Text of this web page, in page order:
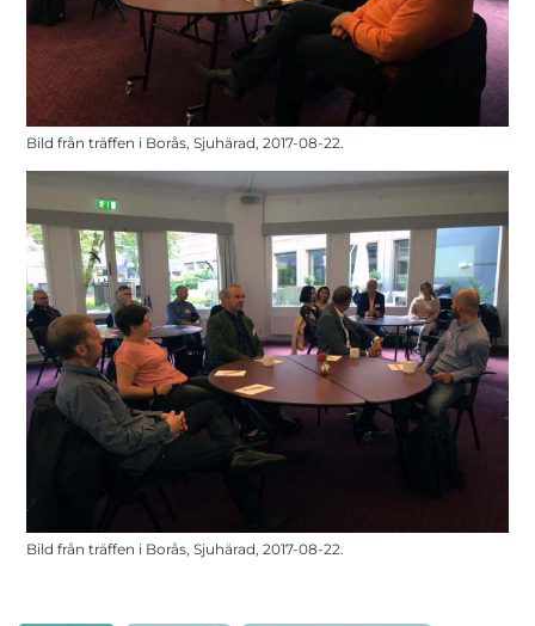
Bild från träffen i Borås, Sjuhärad, 2017-08-22.
Bild från träffen i Borås, Sjuhärad, 2017-08-22.